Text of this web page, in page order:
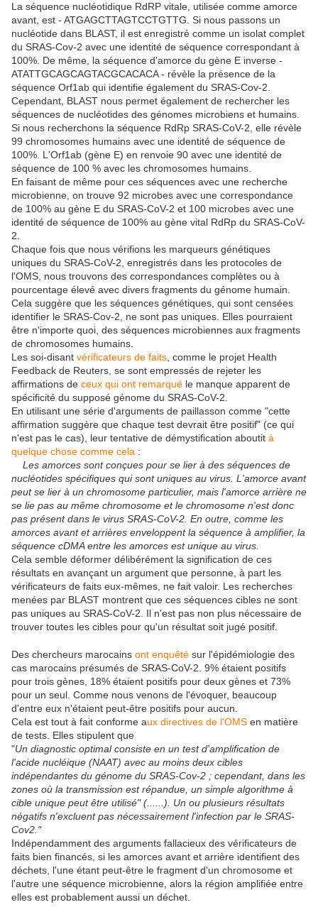
La séquence nucléotidique RdRP vitale, utilisée comme amorce
avant, est - ATGAGCTTAGTCCTGTTG. Si nous passons un
nucléotide dans BLAST, il est enregistré comme un isolat complet
du SRAS-Cov-2 avec une identité de séquence correspondant à
100%. De même, la séquence d'amorce du gène E inverse -
ATATTGCAGCAGTACGCACACA - révèle la présence de la
séquence Orf1ab qui identifie également du SRAS-Cov-2.
Cependant, BLAST nous permet également de rechercher les
séquences de nucléotides des génomes microbiens et humains.
Si nous recherchons la séquence RdRp SRAS-CoV-2, elle révèle
99 chromosomes humains avec une identité de séquence de
100%. L'Orf1ab (gène E) en renvoie 90 avec une identité de
séquence de 100 % avec les chromosomes humains.
En faisant de même pour ces séquences avec une recherche
microbienne, on trouve 92 microbes avec une correspondance
de 100% au gène E du SRAS-CoV-2 et 100 microbes avec une
identité de séquence de 100% au gène vital RdRp du SRAS-CoV-
2.
Chaque fois que nous vérifions les marqueurs génétiques
uniques du SRAS-CoV-2, enregistrés dans les protocoles de
l'OMS, nous trouvons des correspondances complètes ou à
pourcentage élevé avec divers fragments du génome humain.
Cela suggère que les séquences génétiques, qui sont censées
identifier le SRAS-Cov-2, ne sont pas uniques. Elles pourraient
être n'importe quoi, des séquences microbiennes aux fragments
de chromosomes humains.
Les soi-disant vérificateurs de faits , comme le projet Health
Feedback de Reuters, se sont empressés de rejeter les
affirmations de ceux qui ont remarqué le manque apparent de
spécificité du supposé génome du SRAS-CoV-2.
En utilisant une série d'arguments de paillasson comme "cette
affirmation suggère que chaque test devrait être positif" (ce qui
n'est pas le cas), leur tentative de démystification aboutit à
quelque chose comme cela :
Les amorces sont conçues pour se lier à des séquences de
nucléotides spécifiques qui sont uniques au virus. L'amorce avant
peut se lier à un chromosome particulier, mais l'amorce arrière ne
se lie pas au même chromosome et le chromosome n'est donc
pas présent dans le virus SRAS-CoV-2. En outre, comme les
amorces avant et arrières enveloppent la séquence à amplifier, la
séquence cDMA entre les amorces est unique au virus.
Cela semble déformer délibérément la signification de ces
résultats en avançant un argument que personne, à part les
vérificateurs de faits eux-mêmes, ne fait valoir. Les recherches
menées par BLAST montrent que ces séquences cibles ne sont
pas uniques au SRAS-CoV-2. Il n'est pas non plus nécessaire de
trouver toutes les cibles pour qu'un résultat soit jugé positif.
Des chercheurs marocains ont enquêté sur l'épidémiologie des
cas marocains présumés de SRAS-CoV-2. 9% étaient positifs
pour trois gènes, 18% étaient positifs pour deux gènes et 73%
pour un seul. Comme nous venons de l'évoquer, beaucoup
d'entre eux n'étaient peut-être positifs pour aucun.
Cela est tout à fait conforme aux directives de l'OMS en matière
de tests. Elles stipulent que
"Un diagnostic optimal consiste en un test d'amplification de
l'acide nucléique (NAAT) avec au moins deux cibles
indépendantes du génome du SRAS-Cov-2 ; cependant, dans les
zones où la transmission est répandue, un simple algorithme à
cible unique peut être utilisé" (......). Un ou plusieurs résultats
négatifs n'excluent pas nécessairement l'infection par le SRAS-
Cov2."
Indépendamment des arguments fallacieux des vérificateurs de
faits bien financés, si les amorces avant et arrière identifient des
déchets, l'une étant peut-être le fragment d'un chromosome et
l'autre une séquence microbienne, alors la région amplifiée entre
elles est probablement aussi un déchet.